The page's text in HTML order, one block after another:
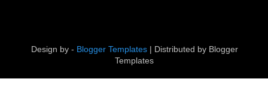
Design by - Blogger Templates| Distributed by Blogger
Templates